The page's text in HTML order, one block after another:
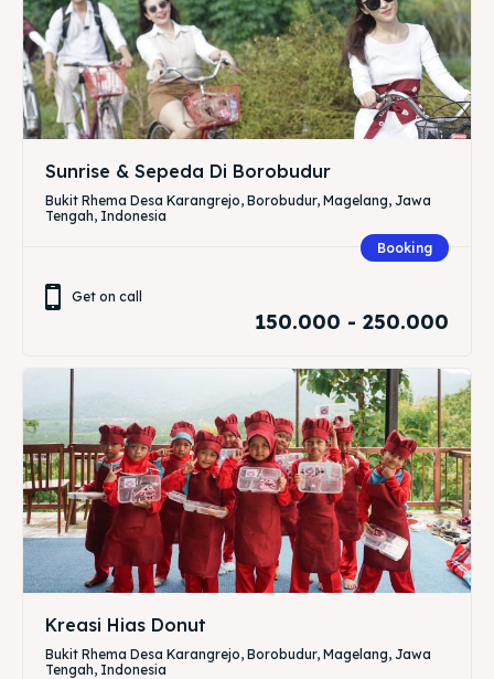
Sunrise & Sepeda Di Borobudur
Bukit Rhema Desa Karangrejo, Borobudur, Magelang, Jawa
Tengah, Indonesia
Booking
Get on call
150.000 - 250.000
Kreasi Hias Donut
Bukit Rhema Desa Karangrejo, Borobudur, Magelang, Jawa
Tengah, Indonesia